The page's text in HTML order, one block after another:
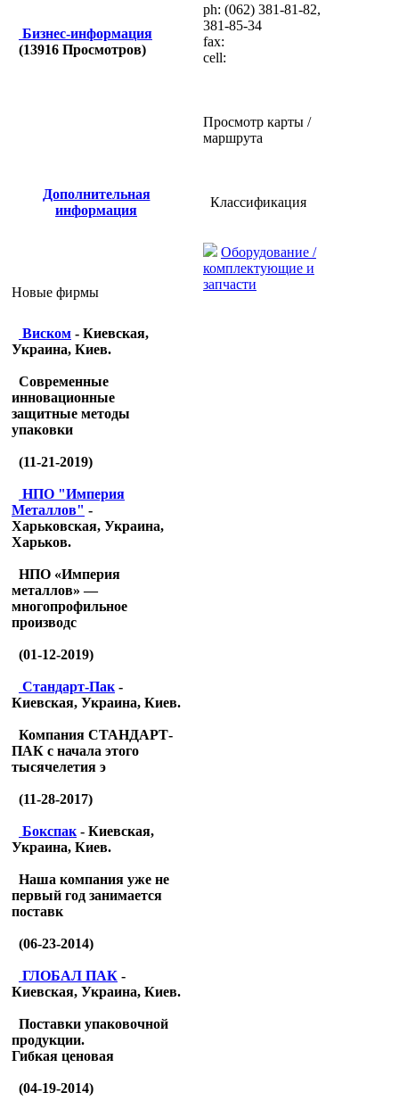
Бизнес-информация
(13916 Просмотров)
Дополнительная
информация
Новые фирмы
Виском - Киевская,
Украина, Киев.
Современные
инновационные
защитные методы
упаковки
(11-21-2019)
НПО "Империя
Металлов" -
Харьковская, Украина,
Харьков.
НПО «Империя
металлов» —
многопрофильное
производс
(01-12-2019)
Стандарт-Пак -
Киевская, Украина, Киев.
Компания СТАНДАРТ-
ПАК с начала этого
тысячелетия э
(11-28-2017)
Бокспак - Киевская,
Украина, Киев.
Наша компания уже не
первый год занимается
поставк
(06-23-2014)
ГЛОБАЛ ПАК -
Киевская, Украина, Киев.
Поставки упаковочной
продукции.
Гибкая ценовая
(04-19-2014)
ph: (062) 381-81-82,
381-85-34
fax:
cell:
Просмотр карты /
маршрута
Классификация
Оборудование /
комплектующие и
запчасти